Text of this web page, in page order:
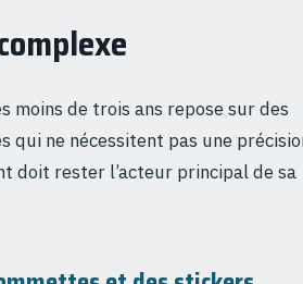
moins de trois ans repose sur des
qui ne nécessitent pas une
doit rester l’acteur principal de sa